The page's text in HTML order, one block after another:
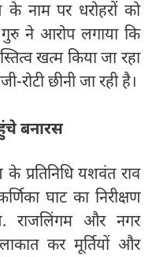
के नाम पर धरोहरों को
ने आरोप लगाया कि
खत्म किया जा रहा
छीनी जा रही है।
बनारस
प्रतिनिधि यशवंत राव
घाट का निरीक्षण
राजलिंगम और नगर
कर मूर्तियों और